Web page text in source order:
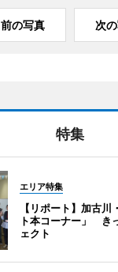
前の写真 次
特集
エリア特集
【リポート】加古
ト本コーナー」 き
ェクト